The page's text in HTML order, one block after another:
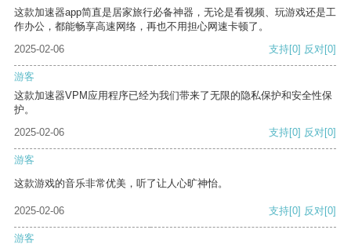
这款加速器app简直是居家旅行必备神器，无论是看视频、玩游戏还是工
作办公，都能畅享高速网络，再也不用担心网速卡顿了。
2025-02-06
支持[0] 反对[0]
游客
这款加速器VPM应用程序已经为我们带来了无限的隐私保护和安全性保
护。
2025-02-06
支持[0] 反对[0]
游客
这款游戏的音乐非常优美，听了让人心旷神怡。
2025-02-06 支持[0] 反对[0]
游客